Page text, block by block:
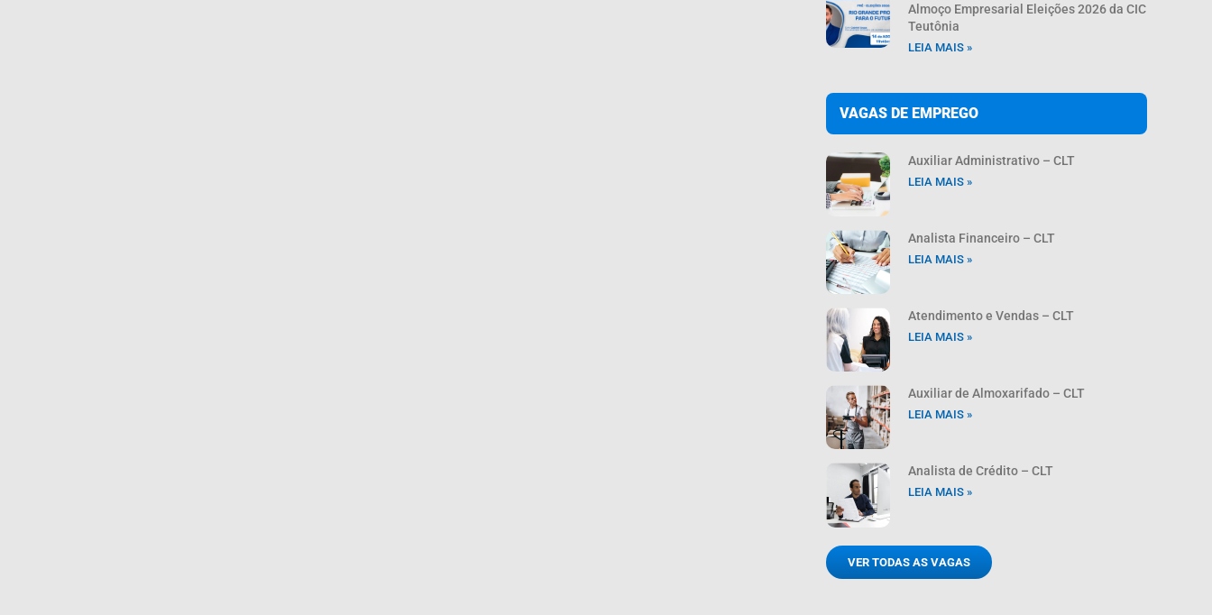
Almoço Empresarial Eleições 2026 da CIC
Teutônia
LEIA MAIS »
VAGAS DE EMPREGO
Auxiliar Administrativo – CLT
LEIA MAIS »
Analista Financeiro – CLT
LEIA MAIS »
Atendimento e Vendas – CLT
LEIA MAIS »
Auxiliar de Almoxarifado – CLT
LEIA MAIS »
Analista de Crédito – CLT
LEIA MAIS »
VER TODAS AS VAGAS